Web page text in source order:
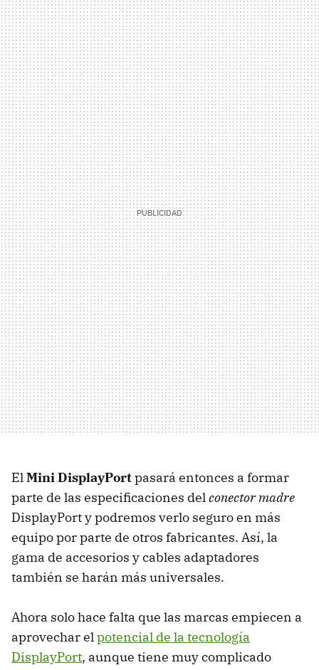
ElMini DisplayPortpasará entonces a formar
parte de las especificaciones delconector madre
DisplayPort y podremos verlo seguro en más
equipo por parte de otros fabricantes. Así, la
gama de accesorios y cables adaptadores
también se harán más universales.
Ahora solo hace falta que las marcas empiecen a
aprovechar elpotencial de la tecnología
DisplayPort, aunque tiene muy complicado